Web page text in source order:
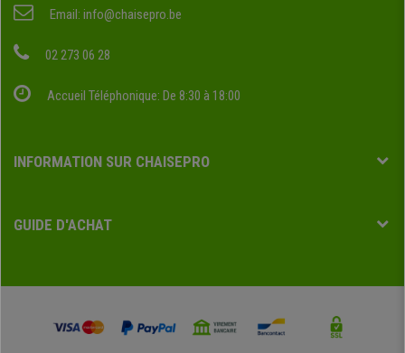
Email: info@chaisepro.be
02 273 06 28
Accueil Téléphonique: De 8:30 à 18:00
INFORMATION SUR CHAISEPRO
GUIDE D'ACHAT